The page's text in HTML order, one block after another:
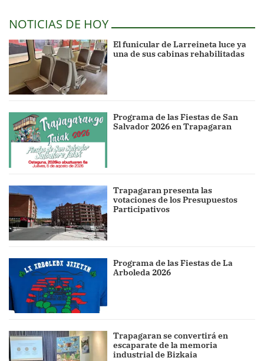
NOTICIAS DE HOY
El funicular de Larreineta luce ya
una de sus cabinas rehabilitadas
Programa de las Fiestas de San
Salvador 2026 en Trapagaran
Trapagaran presenta las
votaciones de los Presupuestos
Participativos
Programa de las Fiestas de La
Arboleda 2026
Trapagaran se convertirá en
escaparate de la memoria
industrial de Bizkaia